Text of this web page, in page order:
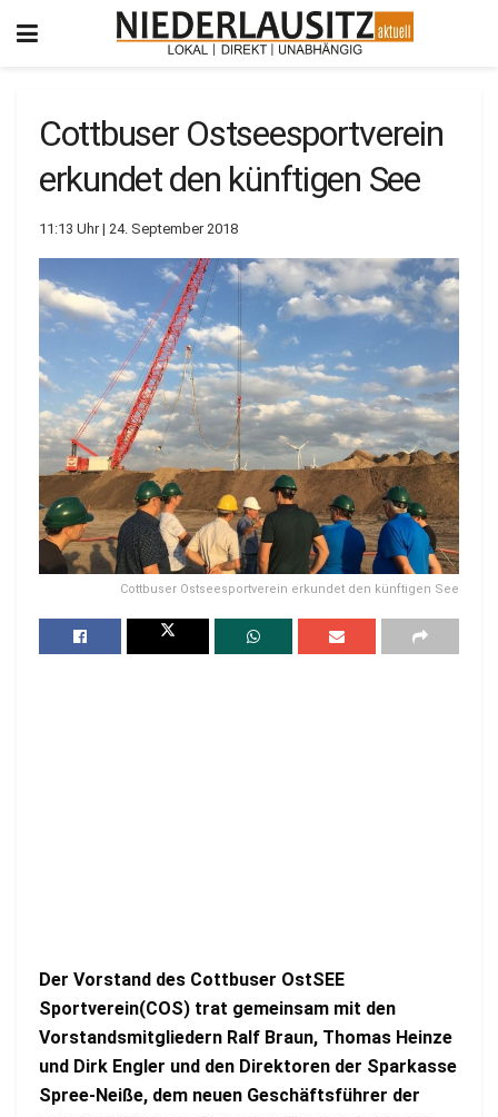
Cottbuser Ostseesportverein
erkundet den künftigen See
11:13 Uhr | 24. September 2018
Cottbuser Ostseesportverein erkundet den künftigen See
Der Vorstand des Cottbuser OstSEE
Sportverein(COS) trat gemeinsam mit den
Vorstandsmitgliedern Ralf Braun, Thomas Heinze
und Dirk Engler und den Direktoren der Sparkasse
Spree-Neiße, dem neuen Geschäftsführer der